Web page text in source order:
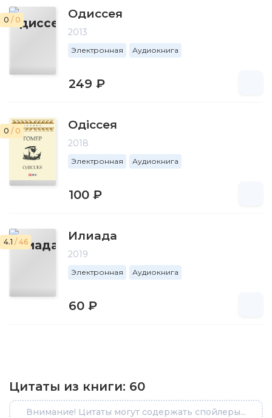
0 / 0 Одиссея
2013
Электронная Аудиокнига
249 ₽
0 / 0 Одіссея
2018
Электронная Аудиокнига
100 ₽
4.1 / 46 Илиада
2019
Электронная Аудиокнига
60 ₽
Цитаты из книги: 60
Внимание! Цитаты могут содержать спойлеры...